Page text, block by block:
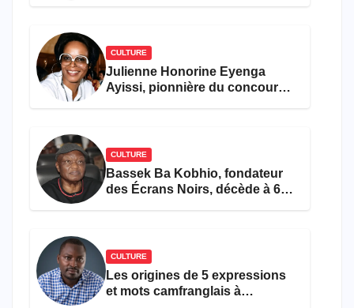
CULTURE
Julienne Honorine Eyenga
Ayissi, pionnière du concours
CULTURE
Bassek Ba Kobhio, fondateur
des Écrans Noirs, décède à 69
CULTURE
Les origines de 5 expressions
et mots camfranglais à